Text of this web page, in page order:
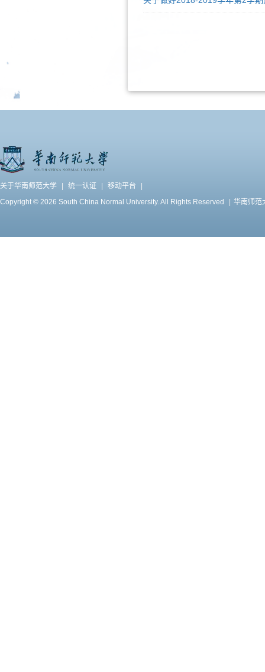
关于华南师范大学 | 统一认证 | 移动平台
|
Copyright © 2026 South China Normal University. All Rights Reserved
| 华南师范